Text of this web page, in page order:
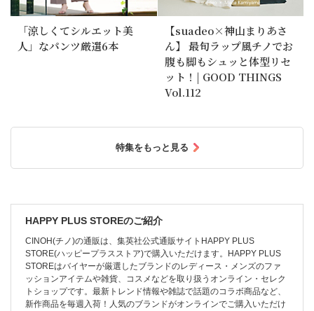
「涼しくてシルエット美
人」なパンツ厳選6本
【suadeo×神山まりあさ
ん】 最旬ラップ風チノでお
腹も脚もシュッと体型リセ
ット！| GOOD THINGS
Vol.112
特集をもっと見る
HAPPY PLUS STOREのご紹介
CINOH(チノ)の通販は、集英社公式通販サイトHAPPY PLUS
STORE(ハッピープラスストア)で購入いただけます。HAPPY PLUS
STOREはバイヤーが厳選したブランドのレディース・メンズのファ
ッションアイテムや雑貨、コスメなどを取り扱うオンライン・セレク
トショップです。最新トレンド情報や雑誌で話題のコラボ商品など、
新作商品を毎週入荷！人気のブランドがオンラインでご購入いただけ